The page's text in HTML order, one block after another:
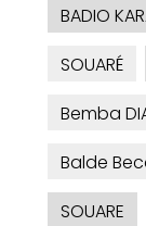
BADIO
SOUARÉ
Bemba
Balde
SOUARE